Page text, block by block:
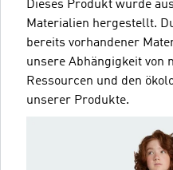
Dieses Produkt wurde
Materialien hergestellt.
bereits vorhandener
unsere Abhängigkeit von
Ressourcen und den
unserer Produkte.